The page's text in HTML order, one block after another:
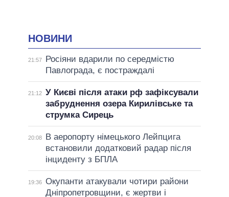
НОВИНИ
21:57
Росіяни вдарили по середмістю
Павлограда, є постраждалі
21:12 У Києві після атаки рф зафіксували
забруднення озера Кирилівське та
струмка Сирець
20:08
В аеропорту німецького Лейпцига
встановили додатковий радар після
інциденту з БПЛА
19:36 Окупанти атакували чотири райони
Дніпропетровщини, є жертви і